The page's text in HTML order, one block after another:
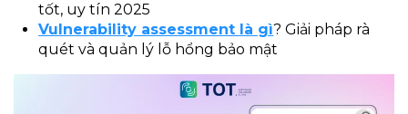
tốt, uy tín 2025
Vulnerability assessment là gì? Giải pháp rà
quét và quản lý lỗ hổng bảo mật